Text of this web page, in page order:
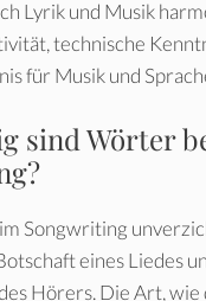
Lyrik und Musik
technische
für Musik und
sind Wörter
Songwriting
eines Liedes
Hörers. Die Art,